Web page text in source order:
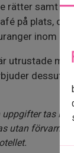
rätter samt
på plats,
inom
utrustade
uppgifter tas
utan